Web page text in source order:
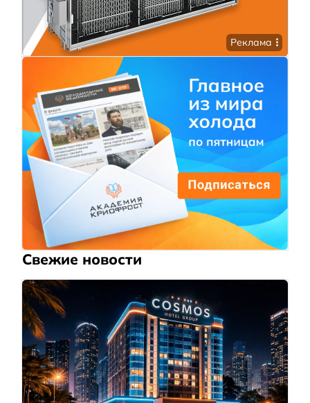
Реклама
Свежие новости